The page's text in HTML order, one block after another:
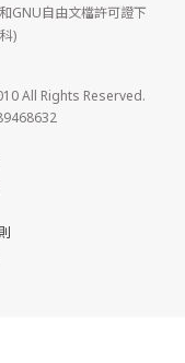
GNU自由文檔許可證下
)
All Rights Reserved.